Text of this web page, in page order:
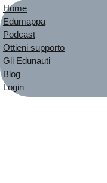
Home
Edumappa
Podcast
Ottieni supporto
Gli Edunauti
Blog
Login